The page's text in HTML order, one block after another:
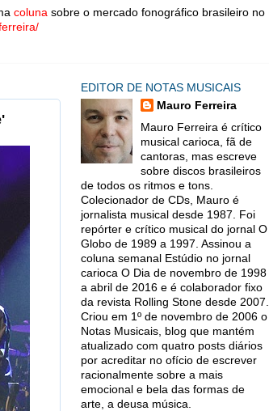
coluna sobre o mercado fonográfico brasileiro no
EDITOR DE NOTAS MUSICAIS
Mauro Ferreira
Mauro Ferreira é crítico
musical carioca, fã de
cantoras, mas escreve
sobre discos brasileiros
de todos os ritmos e tons.
Colecionador de CDs, Mauro é
jornalista musical desde 1987. Foi
repórter e crítico musical do jornal O
Globo de 1989 a 1997. Assinou a
coluna semanal Estúdio no jornal
carioca O Dia de novembro de 1998
a abril de 2016 e é colaborador fixo
da revista Rolling Stone desde 2007.
Criou em 1º de novembro de 2006 o
Notas Musicais, blog que mantém
atualizado com quatro posts diários
por acreditar no ofício de escrever
racionalmente sobre a mais
emocional e bela das formas de
arte, a deusa música.